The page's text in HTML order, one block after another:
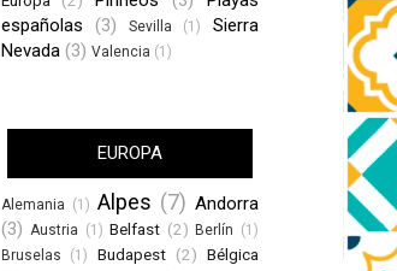
españolas
(3) Sevilla (1)
Sierra
Nevada (3) Valencia (1)
EUROPA
Alemania (1) Alpes (7) Andorra
(3) Austria (1) Belfast (2) Berlín (1)
Bruselas
(1) Budapest (2) Bélgica